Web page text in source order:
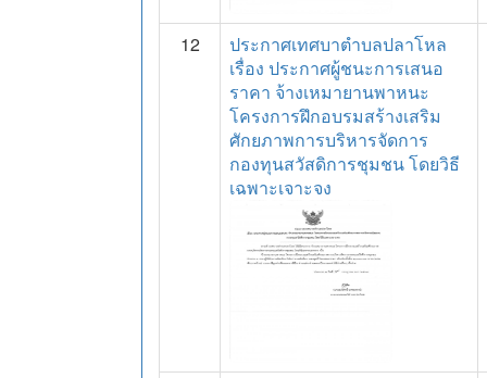
12
ประกาศเทศบาตำบลปลาโหล
เรื่อง ประกาศผู้ชนะการเสนอ
ราคา จ้างเหมายานพาหนะ
โครงการฝึกอบรมสร้างเสริม
ศักยภาพการบริหารจัดการ
กองทุนสวัสดิการชุมชน โดยวิธี
เฉพาะเจาะจง